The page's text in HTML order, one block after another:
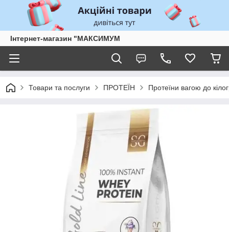
Інтернет-магазин "МАКСИМУМ
Товари та послуги ПРОТЕЇН Протеїни вагою до